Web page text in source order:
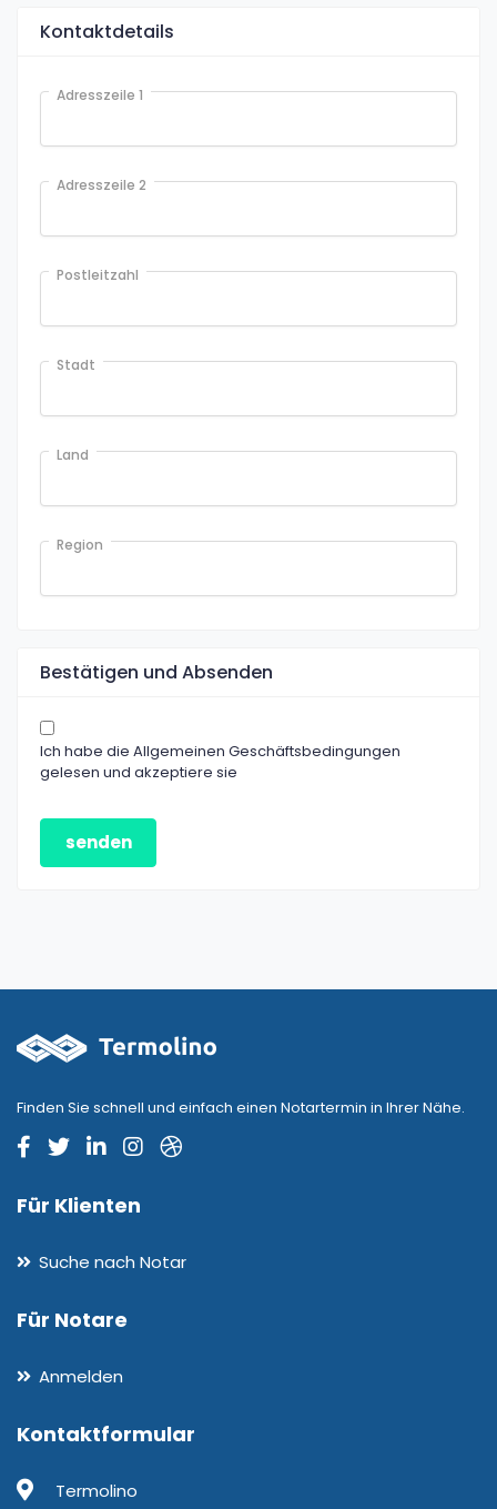
Kontaktdetails
Adresszeile 1
Adresszeile 2
Postleitzahl
Stadt
Land
Region
Bestätigen und Absenden
Ich habe die Allgemeinen Geschäftsbedingungen
gelesen und akzeptiere sie
senden
Finden Sie schnell und einfach einen Notartermin in Ihrer Nähe.
Für Klienten
Suche nach Notar
Für Notare
Anmelden
Kontaktformular
Termolino